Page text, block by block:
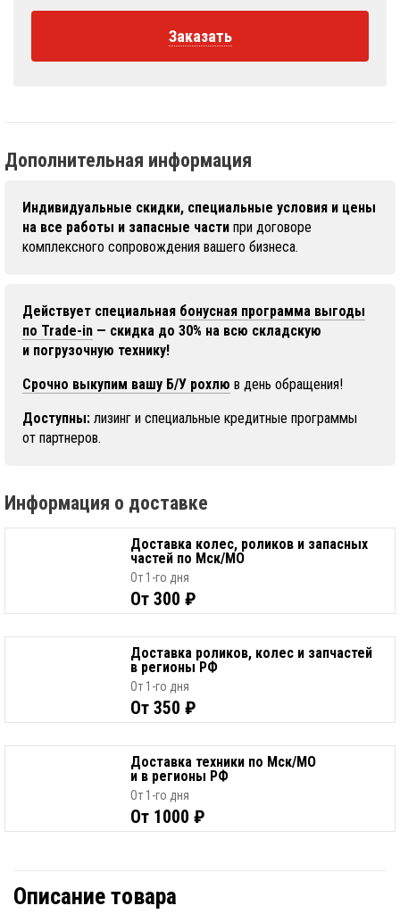
Заказать
Дополнительная информация
Индивидуальные скидки, специальные условия и цены
на все работы и запасные части при договоре
комплексного сопровождения вашего бизнеса.
Действует специальная бонусная программа выгоды
по Trade-in — скидка до 30% на всю складскую
и погрузочную технику!
Срочно выкупим вашу Б/У рохлю в день обращения!
Доступны: лизинг и специальные кредитные программы
от партнеров.
Информация о доставке
Доставка колес, роликов и запасных
частей по Мск/МО
От 1-го дня
От 300 ₽
Доставка роликов, колес и запчастей
в регионы РФ
От 1-го дня
От 350 ₽
Доставка техники по Мск/МО
и в регионы РФ
От 1-го дня
От 1000 ₽
Описание товара